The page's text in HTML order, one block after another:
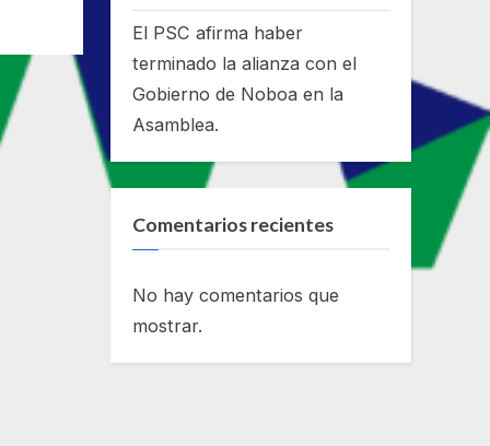
El PSC afirma haber
terminado la alianza con el
Gobierno de Noboa en la
Asamblea.
Comentarios recientes
No hay comentarios que
mostrar.